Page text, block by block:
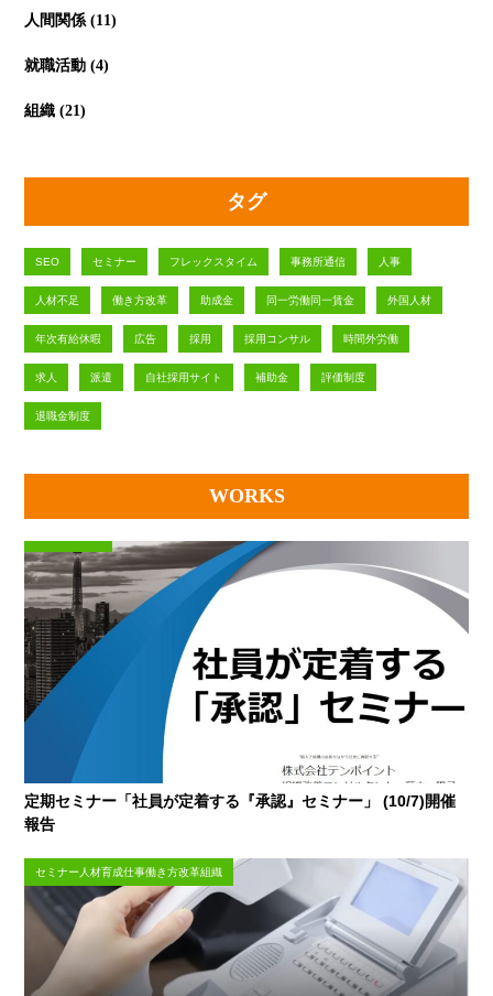
人間関係 (11)
就職活動 (4)
組織 (21)
タグ
SEO セミナー フレックスタイム 事務所通信 人事
人材不足 働き方改革 助成金 同一労働同一賃金 外国人材
年次有給休暇 広告 採用 採用コンサル 時間外労働
求人 派遣 自社採用サイト 補助金 評価制度
退職金制度
WORKS
定期セミナー「社員が定着する『承認』セミナー」 (10/7)開催
報告
セミナー人材育成仕事働き方改革組織